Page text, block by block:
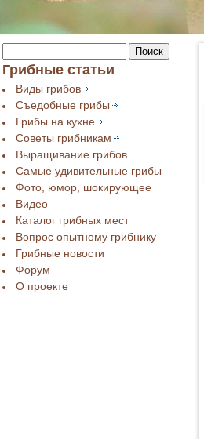
Грибные статьи
Виды грибов
Съедобные грибы
Грибы на кухне
Советы грибникам
Выращивание грибов
Самые удивительные грибы
Фото, юмор, шокирующее
Видео
Каталог грибных мест
Вопрос опытному грибнику
Грибные новости
Форум
О проекте